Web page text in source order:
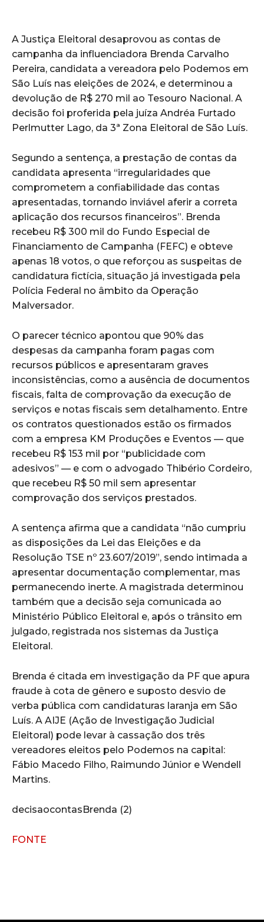
A Justiça Eleitoral desaprovou as contas de
campanha da influenciadora Brenda Carvalho
Pereira, candidata a vereadora pelo Podemos em
São Luís nas eleições de 2024, e determinou a
devolução de R$ 270 mil ao Tesouro Nacional. A
decisão foi proferida pela juíza Andréa Furtado
Perlmutter Lago, da 3ª Zona Eleitoral de São Luís.
Segundo a sentença, a prestação de contas da
candidata apresenta “irregularidades que
comprometem a confiabilidade das contas
apresentadas, tornando inviável aferir a correta
aplicação dos recursos financeiros”. Brenda
recebeu R$ 300 mil do Fundo Especial de
Financiamento de Campanha (FEFC) e obteve
apenas 18 votos, o que reforçou as suspeitas de
candidatura fictícia, situação já investigada pela
Polícia Federal no âmbito da Operação
Malversador.
O parecer técnico apontou que 90% das
despesas da campanha foram pagas com
recursos públicos e apresentaram graves
inconsistências, como a ausência de documentos
fiscais, falta de comprovação da execução de
serviços e notas fiscais sem detalhamento. Entre
os contratos questionados estão os firmados
com a empresa KM Produções e Eventos — que
recebeu R$ 153 mil por “publicidade com
adesivos” — e com o advogado Thibério Cordeiro,
que recebeu R$ 50 mil sem apresentar
comprovação dos serviços prestados.
A sentença afirma que a candidata “não cumpriu
as disposições da Lei das Eleições e da
Resolução TSE nº 23.607/2019”, sendo intimada a
apresentar documentação complementar, mas
permanecendo inerte. A magistrada determinou
também que a decisão seja comunicada ao
Ministério Público Eleitoral e, após o trânsito em
julgado, registrada nos sistemas da Justiça
Eleitoral.
Brenda é citada em investigação da PF que apura
fraude à cota de gênero e suposto desvio de
verba pública com candidaturas laranja em São
Luís. A AIJE (Ação de Investigação Judicial
Eleitoral) pode levar à cassação dos três
vereadores eleitos pelo Podemos na capital:
Fábio Macedo Filho, Raimundo Júnior e Wendell
Martins.
decisaocontasBrenda (2)
FONTE